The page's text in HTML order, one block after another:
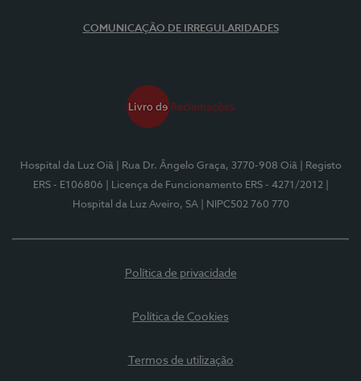
COMUNICAÇÃO DE IRREGULARIDADES
Hospital da Luz Oiã | Rua Dr. Ângelo Graça, 3770-908 Oiã
| Registo
ERS - E106806
| Licença de Funcionamento ERS - 4271/2012
Hospital da Luz Aveiro, SA
| NIPC502 760 770
Política de privacidade
Política de Cookies
Termos de utilização